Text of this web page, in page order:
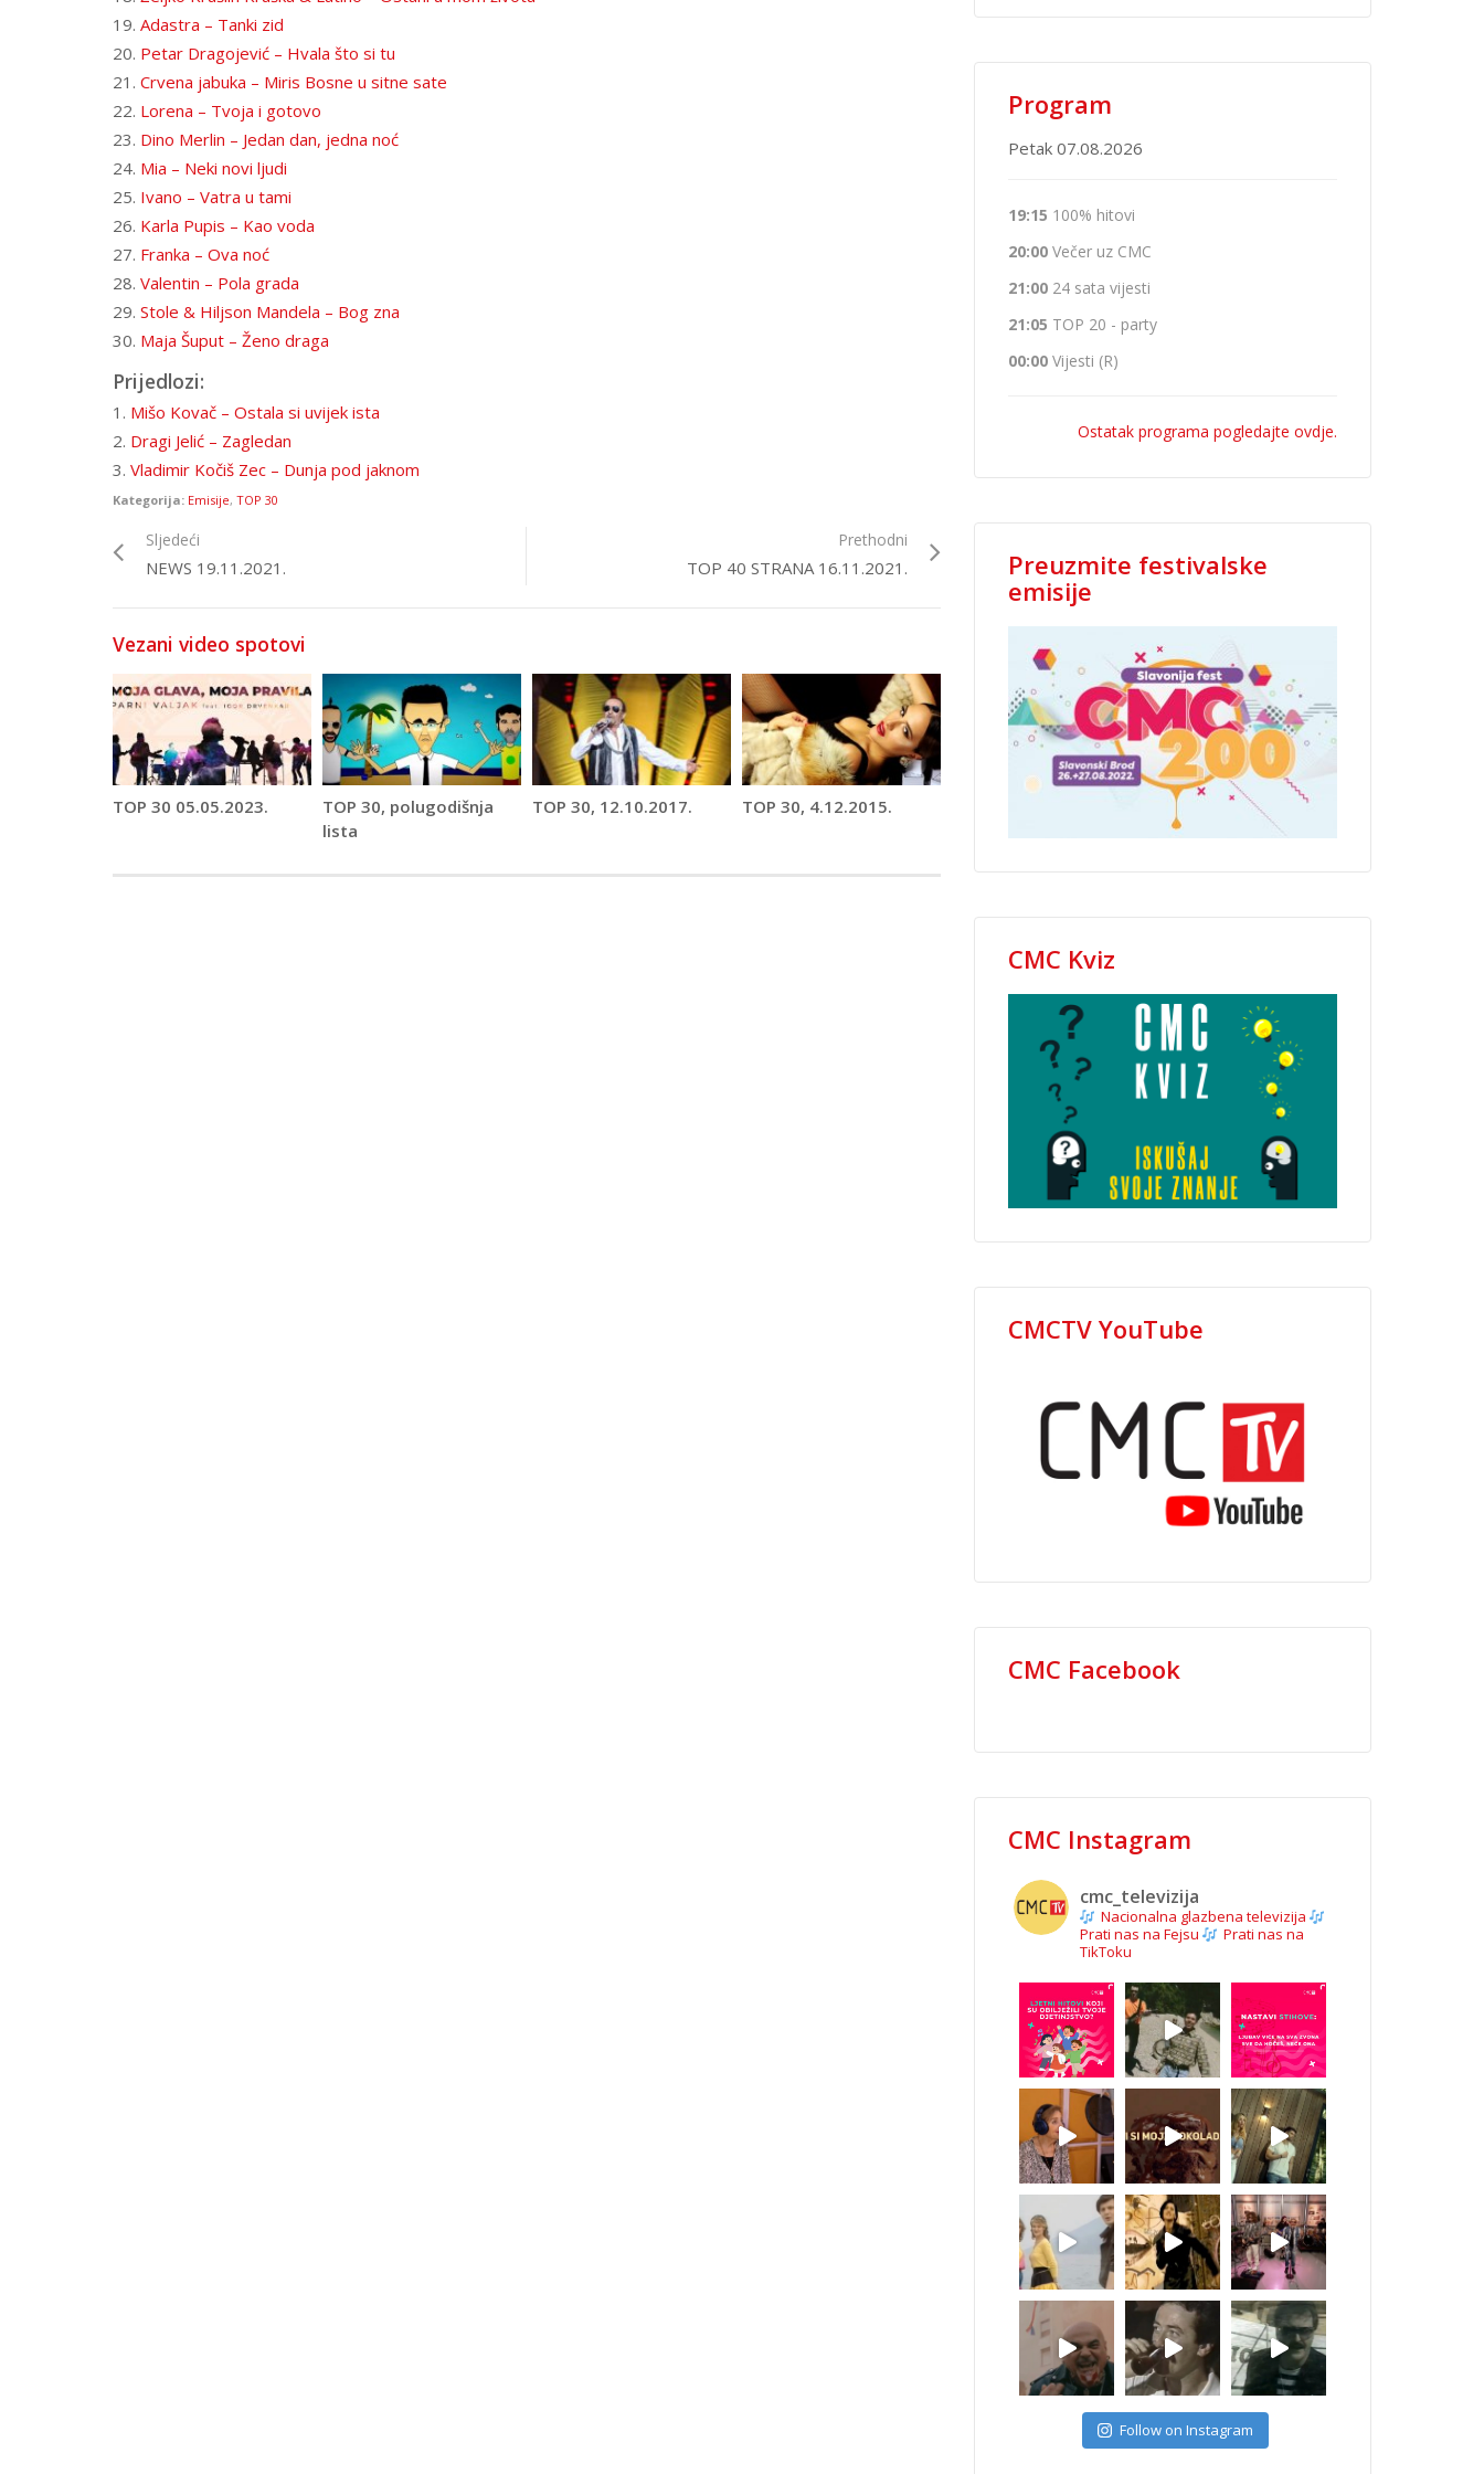
19. Adastra – Tanki zid
20. Petar Dragojević – Hvala što si tu
21. Crvena jabuka – Miris Bosne u sitne sate
22. Lorena – Tvoja i gotovo
23. Dino Merlin – Jedan dan, jedna noć
24. Mia – Neki novi ljudi
25. Ivano – Vatra u tami
26. Karla Pupis – Kao voda
27. Franka – Ova noć
28. Valentin – Pola grada
29. Stole & Hiljson Mandela – Bog zna
30. Maja Šuput – Ženo draga
Prijedlozi:
1. Mišo Kovač – Ostala si uvijek ista
2. Dragi Jelić – Zagledan
3. Vladimir Kočiš Zec – Dunja pod jaknom
Kategorija: Emisije, TOP 30
Sljedeći
NEWS 19.11.2021.
Prethodni
TOP 40 STRANA 16.11.2021.
Vezani video spotovi
TOP 30 05.05.2023.
TOP 30, polugodišnja
lista
TOP 30, 12.10.2017. TOP 30, 4.12.2015.
Program
Petak 07.08.2026
19:15 100% hitovi
20:00 Večer uz CMC
21:00 24 sata vijesti
21:05 TOP 20 - party
00:00 Vijesti (R)
Ostatak programa pogledajte ovdje.
Preuzmite festivalske
emisije
CMC Kviz
CMCTV YouTube
CMC Facebook
CMC Instagram
cmc_televizija
Nacionalna glazbena televizija
Prati nas na Fejsu
Prati nas na
TikToku
Follow on Instagram